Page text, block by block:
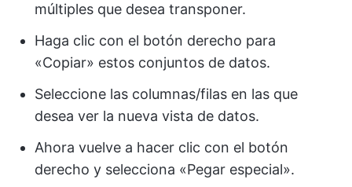
múltiples que desea transponer.
Haga clic con el botón derecho para
«Copiar» estos conjuntos de datos.
Seleccione las columnas/filas en las que
desea ver la nueva vista de datos.
Ahora vuelve a hacer clic con el botón
derecho y selecciona «Pegar especial».